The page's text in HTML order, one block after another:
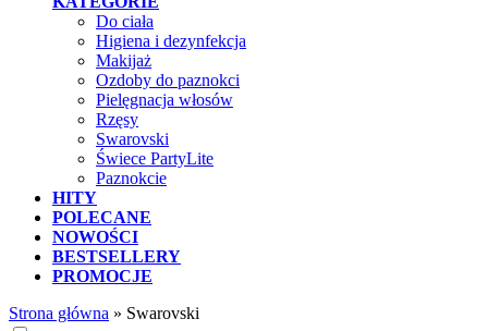
Do ciała
Higiena i dezynfekcja
Makijaż
Ozdoby do paznokci
Pielęgnacja włosów
Rzęsy
Swarovski
Świece PartyLite
Paznokcie
HITY
POLECANE
NOWOŚCI
BESTSELLERY
PROMOCJE
Strona główna » Swarovski